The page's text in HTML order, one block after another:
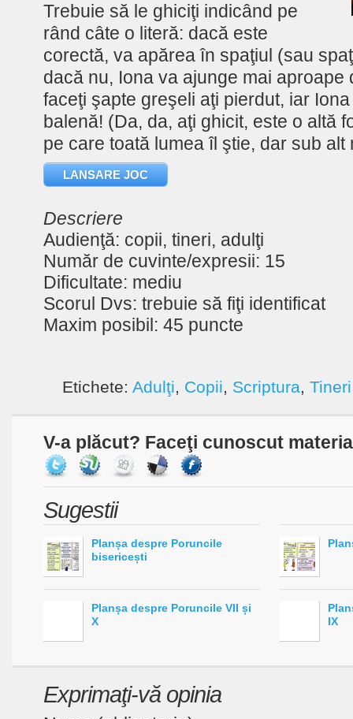
Trebuie să le ghiciţi indicând pe
rând câte o literă: dacă este
corectă, va apărea în spaţiul (sau
dacă nu, Iona va ajunge mai aproape
faceţi şapte greşeli aţi pierdut, iar
balenă! (Da, da, aţi ghicit, este o altă
pe care toată lumea îl ştie, dar sub alt
LANSARE JOC
Descriere
Audienţă: copii, tineri, adulţi
Număr de cuvinte/expresii: 15
Dificultate: mediu
Scorul Dvs: trebuie să fiţi identificat
Maxim posibil: 45 puncte
Etichete: Adulţi, Copii, Scriptura, Tineri
V-a plăcut? Faceţi cunoscut
Sugestii
Planșa despre Poruncile
bisericești
Planșa despre Poruncile VII și
X
IX
Exprimaţi-vă opinia